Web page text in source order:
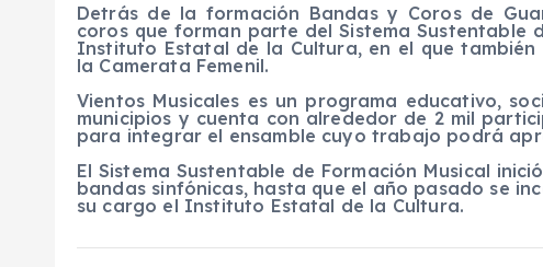
Detrás de la formación Bandas y Coros de
coros que forman parte del Sistema Sustentable
Instituto Estatal de la Cultura, en el que
la Camerata Femenil.
Vientos Musicales es un programa educativo,
municipios y cuenta con alrededor de 2 mil
para integrar el ensamble cuyo trabajo podrá
El Sistema Sustentable de Formación Musical
bandas sinfónicas, hasta que el año pasado se
su cargo el Instituto Estatal de la Cultura.